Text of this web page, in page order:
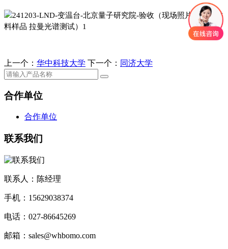
上一个： 华中科技大学 下一个： 同济大学
合作单位
合作单位
联系我们
联系人：陈经理
手机：15629038374
电话：027-86645269
邮箱：sales@whbomo.com